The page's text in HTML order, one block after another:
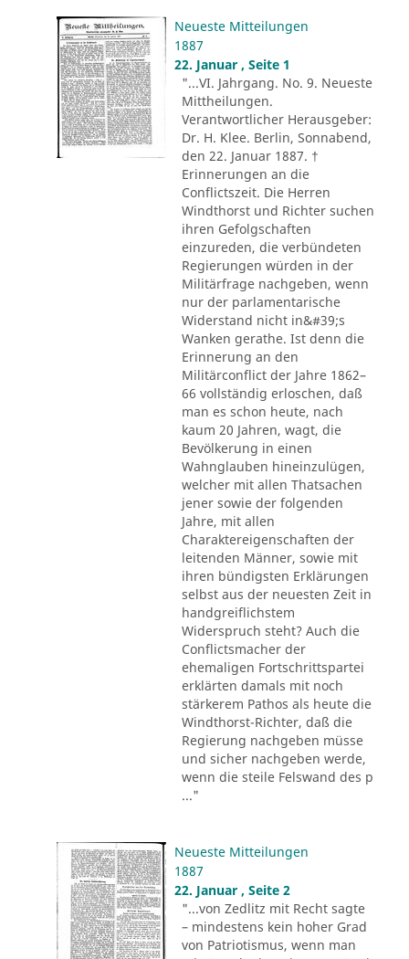
Neueste Mitteilungen
1887
22. Januar , Seite 1
"...VI. Jahrgang. No. 9. Neueste
Mittheilungen.
Verantwortlicher Herausgeber:
Dr. H. Klee. Berlin, Sonnabend,
den 22. Januar 1887. †
Erinnerungen an die
Conflictszeit. Die Herren
Windthorst und Richter suchen
ihren Gefolgschaften
einzureden, die verbündeten
Regierungen würden in der
Militärfrage nachgeben, wenn
nur der parlamentarische
Widerstand nicht in&#39;s
Wanken gerathe. Ist denn die
Erinnerung an den
Militärconflict der Jahre 1862–
66 vollständig erloschen, daß
man es schon heute, nach
kaum 20 Jahren, wagt, die
Bevölkerung in einen
Wahnglauben hineinzulügen,
welcher mit allen Thatsachen
jener sowie der folgenden
Jahre, mit allen
Charaktereigenschaften der
leitenden Männer, sowie mit
ihren bündigsten Erklärungen
selbst aus der neuesten Zeit in
handgreiflichstem
Widerspruch steht? Auch die
Conflictsmacher der
ehemaligen Fortschrittspartei
erklärten damals mit noch
stärkerem Pathos als heute die
Windthorst-Richter, daß die
Regierung nachgeben müsse
und sicher nachgeben werde,
wenn die steile Felswand des p
..."
Neueste Mitteilungen
1887
22. Januar , Seite 2
"...von Zedlitz mit Recht sagte
– mindestens kein hoher Grad
von Patriotismus, wenn man